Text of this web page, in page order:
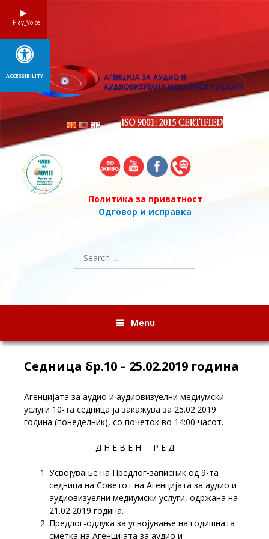
Политика за приватност
Одговор и исправка
Search
for:
Menu
Седница бр.10 – 25.02.2019 година
Агенцијата за аудио и аудиовизуелни медиумски
услуги 10-та седница ја закажува за 25.02.2019
година (понеделник), со почеток во 14:00 часот.
Д Н Е В Е Н Р Е Д
Усвојување на Предлог-записник од 9-та
седница на Советот на Агенцијата за аудио и
аудиовизуелни медиумски услуги, одржана на
21.02.2019 година.
Предлог-одлука за усвојување на годишната
сметка на Агенцијата за аудио и
Play_Voice
ACCESSIBILITY